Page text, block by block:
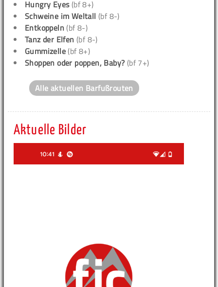
Hungry Eyes(bf 8+)
Schweine im Weltall (bf 8-)
Entkoppeln (bf 8-)
Tanz der Elfen (bf 8-)
Gummizelle (bf 8+)
Shoppen oder poppen, Baby? (bf 7+)
Alle aktuellen Barfußrouten
Aktuelle Bilder